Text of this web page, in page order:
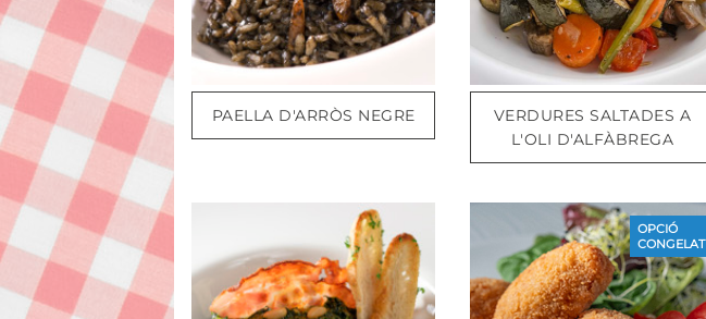
PAELLA D'ARRÒS NEGRE
VERDURES SALTADES A
L'OLI D'ALFÀBREGA
OPCIÓ
CONGELAT